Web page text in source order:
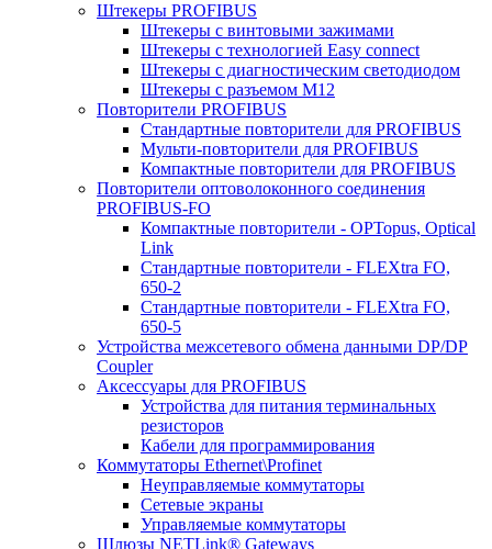
Штекеры PROFIBUS
Штекеры с винтовыми зажимами
Штекеры с технологией Easy connect
Штекеры с диагностическим светодиодом
Штекеры с разъемом М12
Повторители PROFIBUS
Стандартные повторители для PROFIBUS
Мульти-повторители для PROFIBUS
Компактные повторители для PROFIBUS
Повторители оптоволоконного соединения
PROFIBUS-FO
Компактные повторители - OPTopus, Optical
Link
Стандартные повторители - FLEXtra FO,
650-2
Стандартные повторители - FLEXtra FO,
650-5
Устройства межсетевого обмена данными DP/DP
Coupler
Аксессуары для PROFIBUS
Устройства для питания терминальных
резисторов
Кабели для программирования
Коммутаторы Ethernet\Profinet
Неуправляемые коммутаторы
Сетевые экраны
Управляемые коммутаторы
Шлюзы NETLink® Gateways